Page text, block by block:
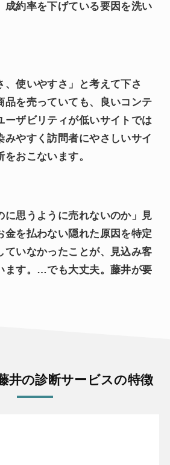
成約率を下げている要因を洗い
、使いやすさ」と考えて下さ
品を売っていても、良いコンテ
ーザビリティが低いサイトでは
みやすく訪問者にやさしいサイ
をおこないます。
に思うように売れないのか」見
金を払わない隠れた原因を特定
ていなかったことが、見込み客
ます。…でも大丈夫。藤井が要
井の診断サービスの特徴